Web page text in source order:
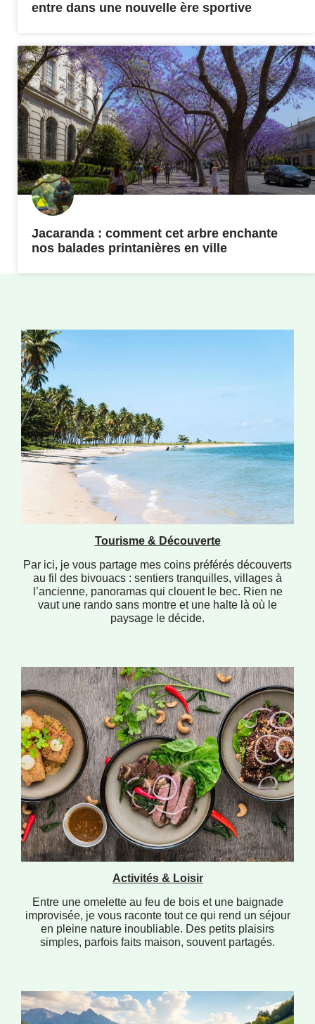
entre dans une nouvelle ère sportive
Jacaranda : comment cet arbre enchante
nos balades printanières en ville
Tourisme & Découverte
Par ici, je vous partage mes coins préférés découverts
au fil des bivouacs : sentiers tranquilles, villages à
l’ancienne, panoramas qui clouent le bec. Rien ne
vaut une rando sans montre et une halte là où le
paysage le décide.
Activités & Loisir
Entre une omelette au feu de bois et une baignade
improvisée, je vous raconte tout ce qui rend un séjour
en pleine nature inoubliable. Des petits plaisirs
simples, parfois faits maison, souvent partagés.